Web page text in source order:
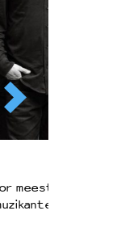
van zijn